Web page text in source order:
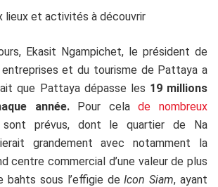
lieux et activités à découvrir
Ekasit Ngampichet, le président de
entreprises et du tourisme de Pattaya a
que Pattaya dépasse les 19 millions
année.Pour celade nombreux
sont prévus, dont le quartier de Na
grandement avec notamment la
centre commercial d’une valeur de plus
bahts sous l’effigie de Icon Siam, ayant